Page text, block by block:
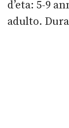
d’eta: 5-9
adulto.